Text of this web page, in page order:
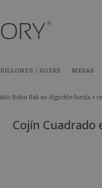
SILLONES / SOFÁS MESAS
Boho Bali en Algodón funda +
Cojín Cuadrado